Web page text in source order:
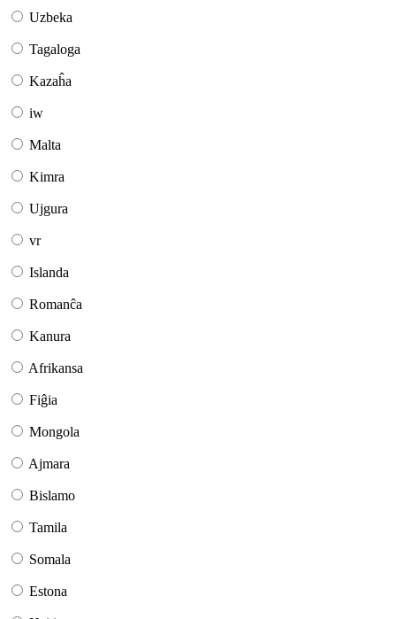
Uzbeka
Tagaloga
Kazaĥa
iw
Malta
Kimra
Ujgura
vr
Islanda
Romanĉa
Kanura
Afrikansa
Fiĝia
Mongola
Ajmara
Bislamo
Tamila
Somala
Estona